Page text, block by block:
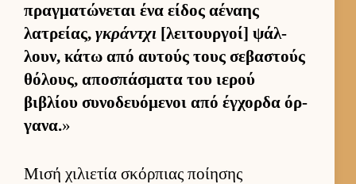
πραγ­ματώνεται ένα εί­δος αέναης
λατρεί­ας, γκράντχι [λει­τουρ­γοί] ψάλ­
λουν, κάτω από αυ­τούς τους σεβαστούς
θόλους, αποσπάσματα του ιε­ρού
βιβλίου συνοδευόμενοι από έγ­χορδα όρ­
γανα.»
Μισή χιλιετία σκόρπιας ποίησης